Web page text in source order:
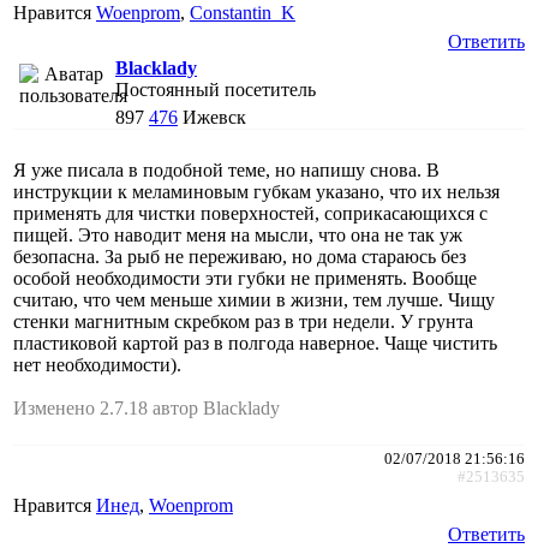
Нравится Woenprom, Constantin_K
Ответить
Blacklady
Постоянный посетитель
897 476 Ижевск
Я уже писала в подобной теме, но напишу снова. В
инструкции к меламиновым губкам указано, что их нельзя
применять для чистки поверхностей, соприкасающихся с
пищей. Это наводит меня на мысли, что она не так уж
безопасна. За рыб не переживаю, но дома стараюсь без
особой необходимости эти губки не применять. Вообще
считаю, что чем меньше химии в жизни, тем лучше. Чищу
стенки магнитным скребком раз в три недели. У грунта
пластиковой картой раз в полгода наверное. Чаще чистить
нет необходимости).
Изменено 2.7.18 автор Blacklady
02/07/2018 21:56:16
#2513635
Нравится Инед, Woenprom
Ответить